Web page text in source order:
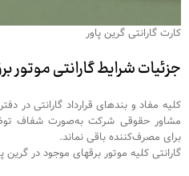
کارت گارانتی گرین پاور
جزئیات شرایط گارانتیموتور
کلیه مفاد و بندهای قرارداد گارانتی در
مشاور حقوقی شرکت به‌صورت شفاف
برای مصرف‌کننده باقی نماند.
گارانتی کلیه موتور برق‎های موجود در گرین پاور شامل ویژگی‎های زیر است: